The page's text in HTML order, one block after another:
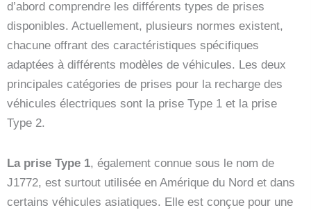
d’abord comprendre les différents types de prises
disponibles. Actuellement, plusieurs normes existent,
chacune offrant des caractéristiques spécifiques
adaptées à différents modèles de véhicules. Les deux
principales catégories de prises pour la recharge des
véhicules électriques sont la prise Type 1 et la prise
Type 2.
La prise Type 1, également connue sous le nom de
J1772, est surtout utilisée en Amérique du Nord et dans
certains véhicules asiatiques. Elle est conçue pour une